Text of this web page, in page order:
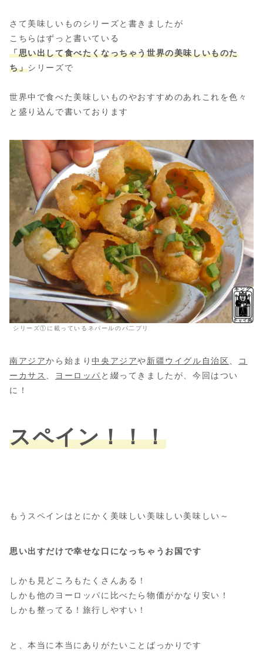
さて美味しいものシリーズと書きましたが
こちらはずっと書いている
「思い出して食べたくなっちゃう世界の美味しいものた
ち」シリーズで
世界中で食べた美味しいものやおすすめのあれこれを色々
と盛り込んで書いております
シリーズ①に載っているネパールのパ二プリ
南アジアから始まり中央アジアや新疆ウイグル自治区
コ
ーカサス
ヨーロッパ と綴ってきましたが、今回はつい
に！
スペイン！！！
もうスペインはとにかく美味しい美味しい美味しい～
思い出すだけで幸せな口になっちゃうお国です
しかも見どころもたくさんある！
しかも他のヨーロッパに比べたら物価がかなり安い！
しかも整ってる！旅行しやすい！
と、本当に本当にありがたいことばっかりです